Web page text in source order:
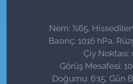
Nem: %65, Hissedilen
Basınç: 1016 hPa,
Çiy Noktası:
Görüş Mesafesi:
Doğumu: 6:15, Gün